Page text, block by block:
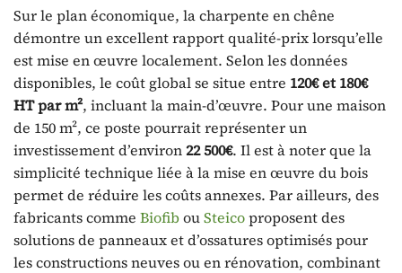
Sur le plan économique, la charpente en chêne
démontre un excellent rapport qualité-prix lorsqu’elle
est mise en œuvre localement. Selon les données
disponibles, le coût global se situe entre 120€ et 180€
HT par m², incluant la main-d’œuvre. Pour une maison
de 150 m², ce poste pourrait représenter un
investissement d’environ22 500€. Il est à noter que la
simplicité technique liée à la mise en œuvre du bois
permet de réduire les coûts annexes. Par ailleurs, des
fabricants comme Biofib ouSteicoproposent des
solutions de panneaux et d’ossatures optimisés pour
les constructions neuves ou en rénovation, combinant